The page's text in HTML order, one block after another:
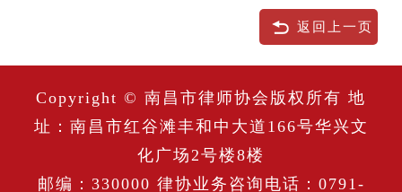
返回上一页
Copyright © 南昌市律师协会版权所有 地
址：南昌市红谷滩丰和中大道166号华兴文
化广场2号楼8楼
邮编：330000 律协业务咨询电话：0791-